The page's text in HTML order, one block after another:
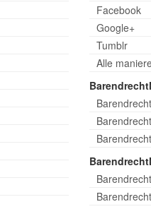
Facebook
Google+
Tumblr
Alle